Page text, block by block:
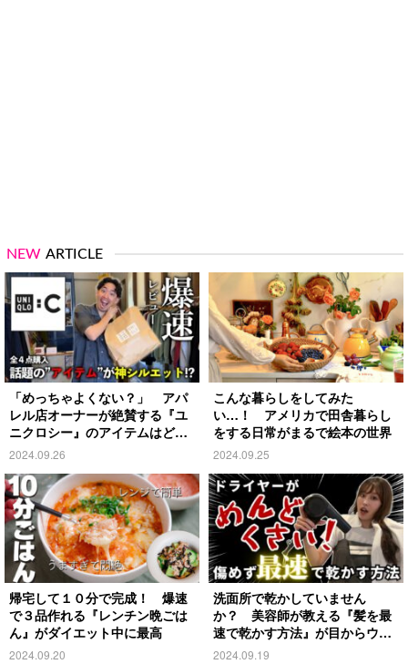
NEW ARTICLE
「めっちゃよくない？」 アパ
レル店オーナーが絶賛する『ユ
ニクロシー』のアイテムはど
れ？
2024.09.26
こんな暮らしをしてみた
い…！ アメリカで田舎暮らし
をする日常がまるで絵本の世界
2024.09.25
帰宅して１０分で完成！ 爆速
で３品作れる『レンチン晩ごは
ん』がダイエット中に最高
2024.09.20
洗面所で乾かしていません
か？ 美容師が教える『髪を最
速で乾かす方法』が目からウロ
コ
2024.09.19